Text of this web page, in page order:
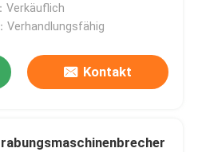
Verkäuflich
Verhandlungsfähig
Kontakt